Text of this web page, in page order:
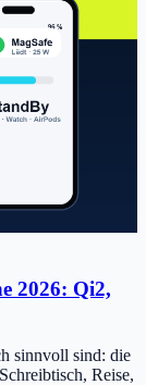
2026: Qi2,
sinnvoll sind: die
Reise,